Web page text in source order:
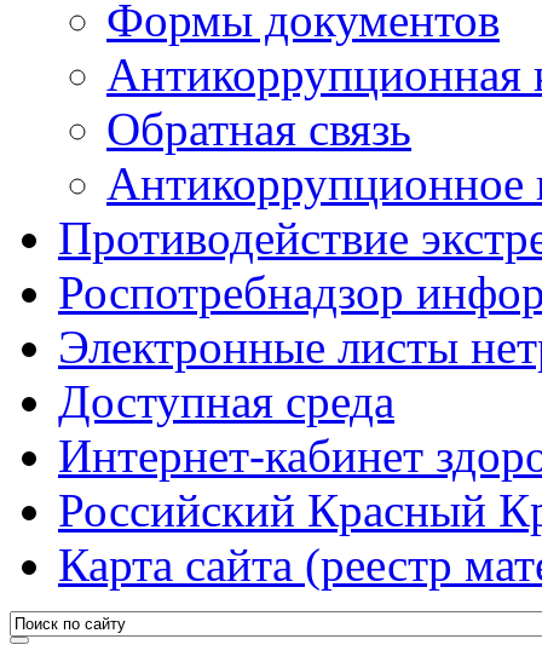
Формы документов
Антикоррупционная
Обратная связь
Антикоррупционное
Противодействие
Роспотребнадзор
Электронные листы
Доступная среда
Интернет-кабинет
Российский Красный
Карта сайта (реестр